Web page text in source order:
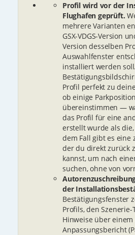
Profil wird vor der
Flughafen geprüft.
mehrere Varianten
GSX-VDGS-Version
Version desselben
Auswahlfenster
installiert werden
Profil perfekt zu
ob einige
übereinstimmen —
das Profil für eine
erstellt wurde als
dem Fall gibt es eine
der du direkt zurück
kannst, um nach
suchen, ohne von
der
Bestätigungsfenster
Profils, den
Hinweise über
Anpassungsbericht